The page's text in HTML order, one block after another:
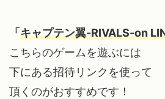
「 キャプテン翼-RIVALS-on
こちらのゲームを遊ぶには
下にある招待リンクを使って
頂くのがおすすめです！